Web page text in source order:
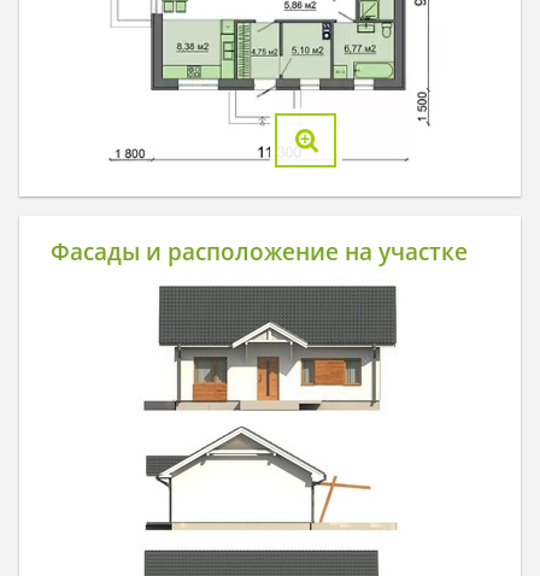
Фасады и расположение на участке